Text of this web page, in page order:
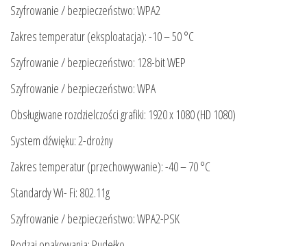
Szyfrowanie / bezpieczeństwo: WPA2
Zakres temperatur (eksploatacja): -10 – 50 °C
Szyfrowanie / bezpieczeństwo: 128-bit WEP
Szyfrowanie / bezpieczeństwo: WPA
Obsługiwane rozdzielczości grafiki: 1920 x 1080 (HD 1080)
System dźwięku: 2-drożny
Zakres temperatur (przechowywanie): -40 – 70 °C
Standardy Wi- Fi: 802.11g
Szyfrowanie / bezpieczeństwo: WPA2-PSK